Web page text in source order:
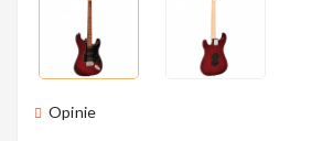
Instrumenty
Dla Dzieci
Opinie